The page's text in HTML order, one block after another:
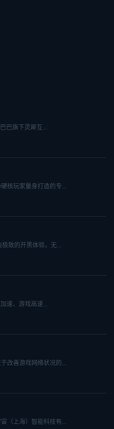
巴旗下灵犀互...
核玩家量身打造的专...
致的开黑体验，无...
速、游戏高速...
改善游戏网络状况的...
（上海）智能科技有...